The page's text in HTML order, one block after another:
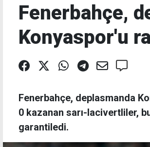
Fenerbahçe,
Konyaspor'u
Fenerbahçe, deplasmanda
0 kazanan sarı-lacivertliler,
garantiledi.